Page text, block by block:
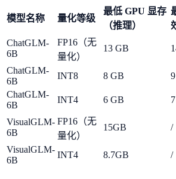
模型名称 量化等级
最低 GPU 显存
（推理）
ChatGLM-
6B
FP16（无
量化）
13 GB
ChatGLM-
6B
INT8 8 GB
ChatGLM-
6B
INT4 6 GB
VisualGLM-
6B
FP16（无
量化）
15GB /
VisualGLM-
6B
INT4 8.7GB /